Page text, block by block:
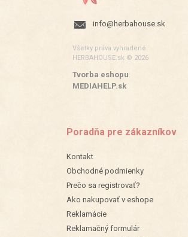
info@herbahouse.sk
Všetky práva vyhradené.
HERBAHOUSE.sk © 2026
Tvorba eshopu:
MEDIAHELP.sk
Poradňa pre zákazníkov
Kontakt
Obchodné podmienky
Prečo sa registrovať?
Ako nakupovať v eshope
Reklamácie
Reklamačný formulár